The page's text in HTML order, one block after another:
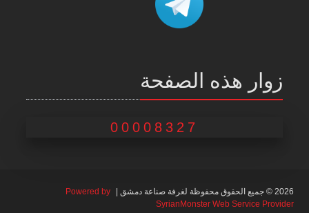
زوار هذه الصفحة
00008327
2026 © جميع الحقوق محفوظة لغرفة صناعة دمشق |
Powered by
SyrianMonster Web Service Provider